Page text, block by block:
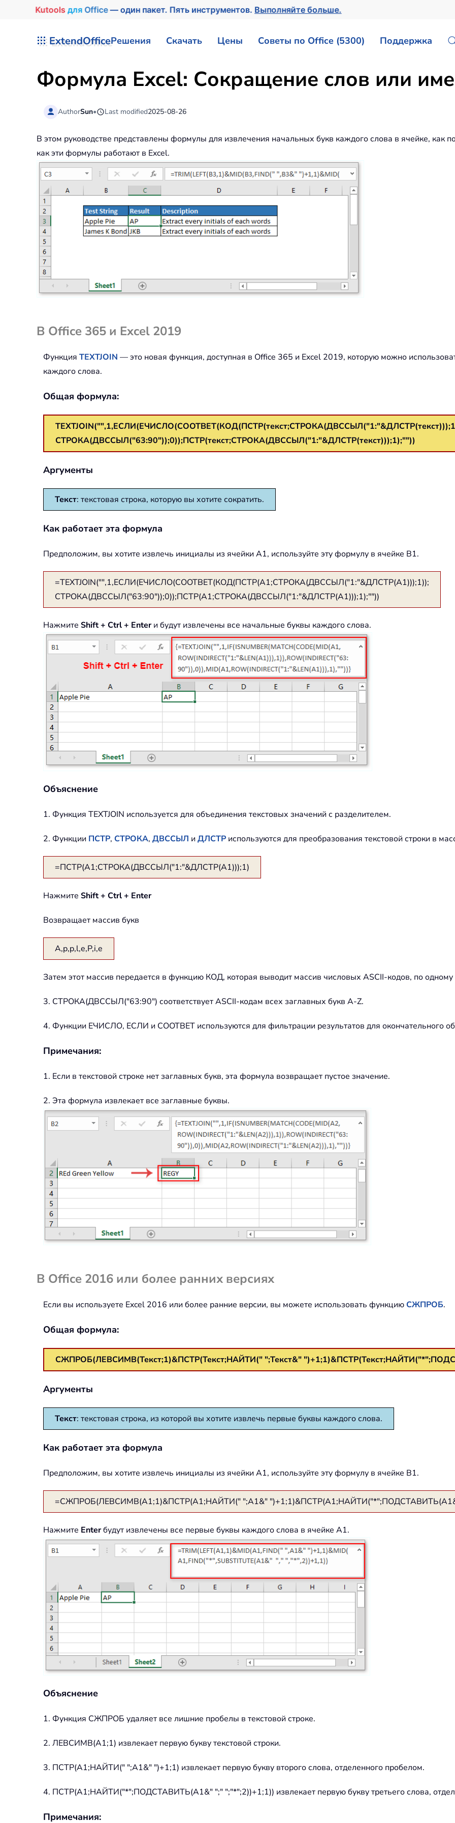
Kutools для Office— один пакет. Пять инструментов.Выполняйте больше.
ExtendOfficeРешения Скачать Цены Советы по Office (5300) Поддержка
Формула Excel: Сокращение слов или
AuthorSun• Last modified2025-08-26
В этом руководстве представлены формулы для извлечения начальных букв каждого слова в ячейке, как
как эти формулы работают в Excel.
В Office 365 и Excel 2019
Функция TEXTJOIN — это новая функция, доступная в Office 365 и Excel 2019, которую можно
каждого слова.
Общая формула:
СТРОКА(ДВССЫЛ("63:90"));0));ПСТР(текст;СТРОКА(ДВССЫЛ("1:"&ДЛСТР(текст)));1);""))
Аргументы
Текст: текстовая строка, которую вы хотите сократить.
Как работает эта формула
Предположим, вы хотите извлечь инициалы из ячейки A1, используйте эту формулу в ячейке B1.
=TEXTJOIN("",1,ЕСЛИ(ЕЧИСЛО(СООТВЕТ(КОД(ПСТР(A1;СТРОКА(ДВССЫЛ("1:"&ДЛСТР(A1)));1));
СТРОКА(ДВССЫЛ("63:90"));0));ПСТР(A1;СТРОКА(ДВССЫЛ("1:"&ДЛСТР(A1)));1);""))
Нажмите Shift + Ctrl + Enterи будут извлечены все начальные буквы каждого слова.
Объяснение
1. Функция TEXTJOIN используется для объединения текстовых значений с разделителем.
2. Функции ПСТР, СТРОКА, ДВССЫЛ и ДЛСТР используются для преобразования текстовой строки в
=ПСТР(A1;СТРОКА(ДВССЫЛ("1:"&ДЛСТР(A1)));1)
Нажмите Shift + Ctrl + Enter
Возвращает массив букв
A,p,p,l,e,P,i,e
Затем этот массив передается в функцию КОД, которая выводит массив числовых ASCII-кодов, по
3. СТРОКА(ДВССЫЛ("63:90") соответствует ASCII-кодам всех заглавных букв A-Z.
4. Функции ЕЧИСЛО, ЕСЛИ и СООТВЕТ используются для фильтрации результатов для окончательного
Примечания:
1. Если в текстовой строке нет заглавных букв, эта формула возвращает пустое значение.
2. Эта формула извлекает все заглавные буквы.
В Office 2016 или более ранних версиях
Если вы используете Excel 2016 или более ранние версии, вы можете использовать функциюСЖПРОБ.
Общая формула:
СЖПРОБ(ЛЕВСИМВ(Текст;1)&ПСТР(Текст;НАЙТИ(" ";Текст&"
Аргументы
Текст: текстовая строка, из которой вы хотите извлечь первые буквы каждого слова.
Как работает эта формула
Предположим, вы хотите извлечь инициалы из ячейки A1, используйте эту формулу в ячейке B1.
=СЖПРОБ(ЛЕВСИМВ(A1;1)&ПСТР(A1;НАЙТИ(" ";A1&"
Нажмите Enterбудут извлечены все первые буквы каждого слова в ячейке A1.
Объяснение
1. Функция СЖПРОБ удаляет все лишние пробелы в текстовой строке.
2. ЛЕВСИМВ(A1;1) извлекает первую букву текстовой строки.
3. ПСТР(A1;НАЙТИ(" ";A1&" ")+1;1) извлекает первую букву второго слова, отделенного пробелом.
4. ПСТР(A1;НАЙТИ("*";ПОДСТАВИТЬ(A1&" ";" ";"*";2))+1;1)) извлекает первую букву третьего слова,
Примечания: